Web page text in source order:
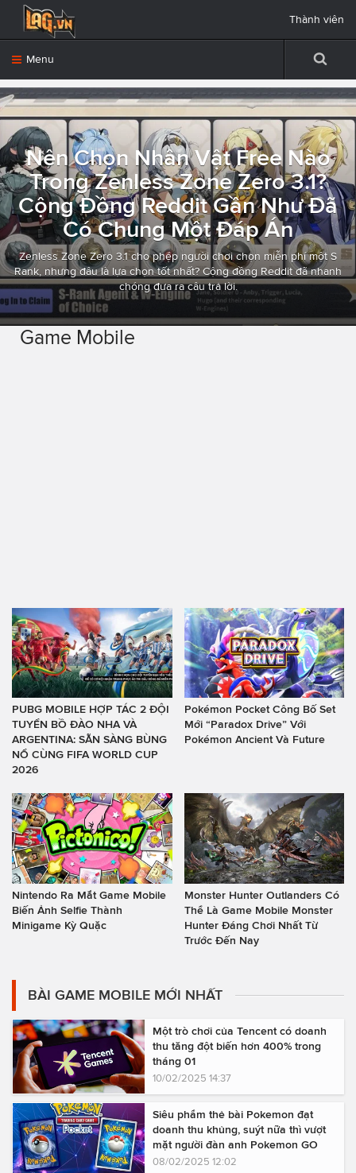
Menu
Thành viên
Nên Chọn Nhân Vật Free Nào
Trong Zenless Zone Zero 3.1?
Cộng Đồng Reddit Gần Như Đã
Có Chung Một Đáp Án
Zenless Zone Zero 3.1 cho phép người chơi chọn miễn phí một S
Rank, nhưng đâu là lựa chọn tốt nhất? Cộng đồng Reddit đã nhanh
chóng đưa ra câu trả lời.
Game Mobile
PUBG MOBILE HỢP TÁC 2 ĐỘI
TUYỂN BỒ ĐÀO NHA VÀ
ARGENTINA: SẴN SÀNG BÙNG
NỔ CÙNG FIFA WORLD CUP
2026
Pokémon Pocket Công Bố Set
Mới “Paradox Drive” Với
Pokémon Ancient Và Future
Nintendo Ra Mắt Game Mobile
Biến Ảnh Selfie Thành
Minigame Kỳ Quặc
Monster Hunter Outlanders Có
Thể Là Game Mobile Monster
Hunter Đáng Chơi Nhất Từ
Trước Đến Nay
BÀI GAME MOBILE MỚI NHẤT
Một trò chơi của Tencent có doanh
thu tăng đột biến hơn 400% trong
tháng 01
10/02/2025 14:37
Siêu phẩm thẻ bài Pokemon đạt
doanh thu khủng, suýt nữa thì vượt
mặt người đàn anh Pokemon GO
08/02/2025 12:02